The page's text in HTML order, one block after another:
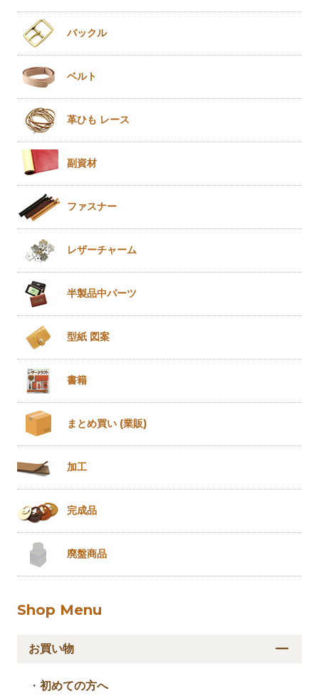
バックル
ベルト
革ひも レース
副資材
ファスナー
レザーチャーム
半製品中パーツ
型紙 図案
書籍
まとめ買い (業販)
加工
完成品
廃盤商品
Shop Menu
お買い物
・初めての方へ